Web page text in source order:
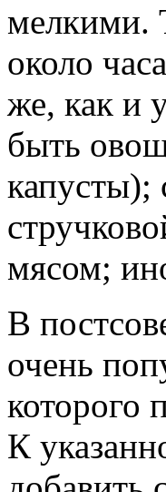
мелкими.
около
же, как и
быть
капусты);
мясом;
В
очень
которого
К